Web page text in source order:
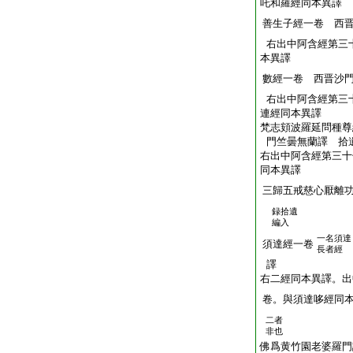
吒和羅經同本異譯
善生子經一卷 西
右出中阿含經第三
本異譯
數經一卷 西晋沙
右出中阿含經第三
連經同本異譯
梵志頞波羅延問種
門竺曇無蘭譯 拾
右出中阿含經第三
同本異譯
三歸五戒慈心厭離
録拾遺
編入
須達經一卷 一名須達
長者經
譯
右二經同本異譯。
卷。與須達哆經同
二者
非也
佛爲黄竹園老婆羅